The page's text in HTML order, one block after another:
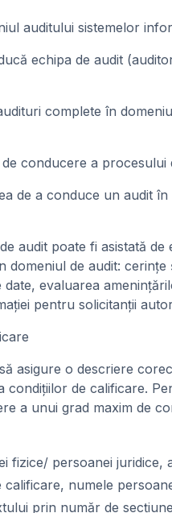
sistemelor
echipa de audit
complete în domeniul
a procesului
a conduce un audit în
audit poate fi asistată de
domeniul de audit:
evaluarea
pentru solicitanţii
asigure o descriere
condiţiilor de calificare.
a unui grad maxim de
fizice/ persoanei
calificare, numele
prin număr de